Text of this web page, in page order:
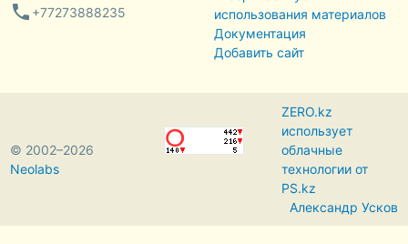
phone +77273888235
использования материалов
Документация
Добавить сайт
© 2002–2026
Neolabs
ZERO.kz
использует
облачные
технологии от
PS.kz
Александр Усков